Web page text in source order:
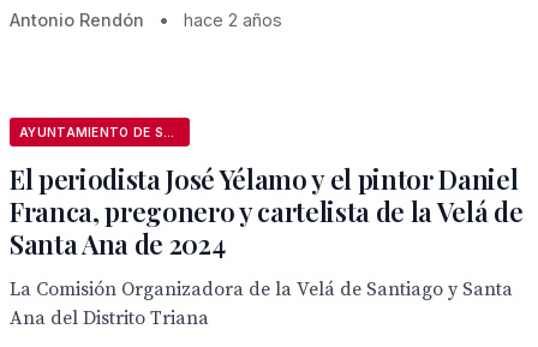
Antonio Rendón • hace 2 años
El periodista José Yélamo y el pintor Daniel
Franca, pregonero y cartelista de la Velá de
Santa Ana de 2024
La Comisión Organizadora de la Velá de Santiago y Santa
Ana del Distrito Triana